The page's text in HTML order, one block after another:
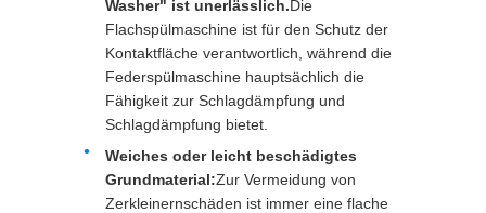
Washer" ist unerlässlich.Die
Flachspülmaschine ist für den Schutz der
Kontaktfläche verantwortlich, während die
Federspülmaschine hauptsächlich die
Fähigkeit zur Schlagdämpfung und
Schlagdämpfung bietet.
Weiches oder leicht beschädigtes
Grundmaterial:Zur Vermeidung von
Zerkleinernschäden ist immer eine flache